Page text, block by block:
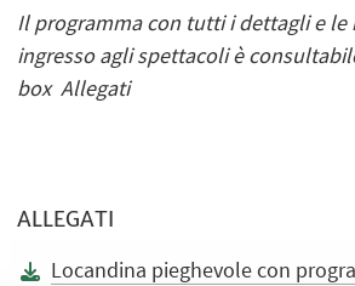
Il programma con tutti i dettagli e le
ingresso agli spettacoli è
box Allegati
ALLEGATI
Locandina pieghevole con